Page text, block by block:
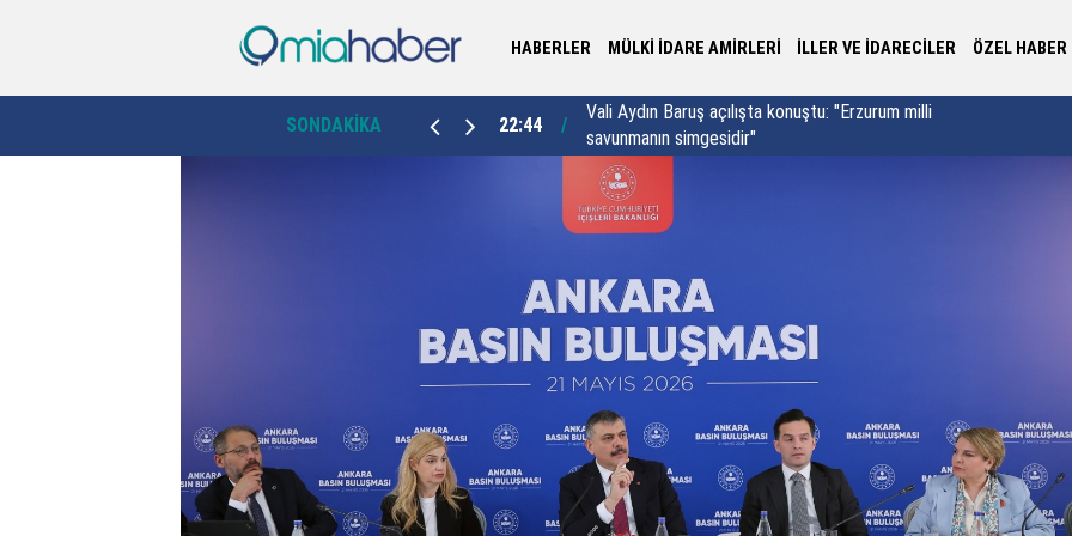
HABERLER MÜLKİ İDARE AMİRLERİ İLLER VE İDARECİLER ÖZEL HABER
SONDAKİKA
Yalova Valisi Usta’dan 30 yıllık vefa buluşması:
"Vefa sadece bir semt adı değildir"
22:44
Vali Aydın Baruş açılışta konuştu: "Erzurum milli
savunmanın simgesidir"